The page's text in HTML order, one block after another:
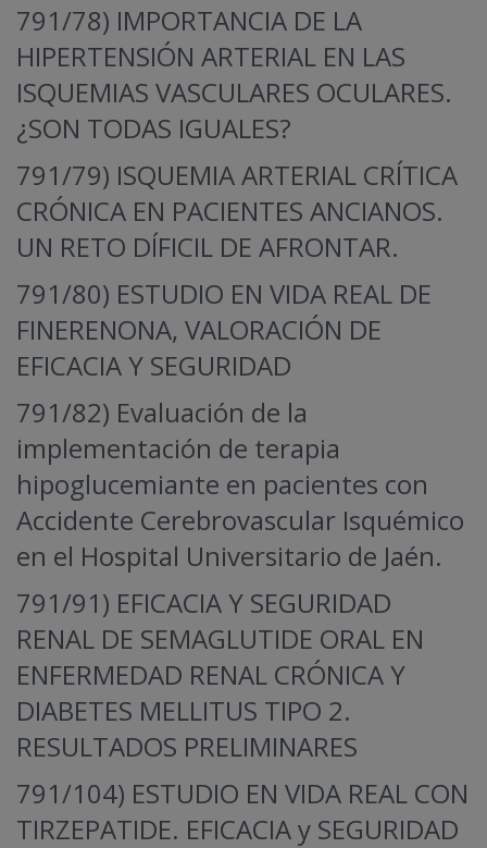
791/78) IMPORTANCIA DE LA
HIPERTENSIÓN ARTERIAL EN LAS
ISQUEMIAS VASCULARES OCULARES.
¿SON TODAS IGUALES?
791/79) ISQUEMIA ARTERIAL CRÍTICA
CRÓNICA EN PACIENTES ANCIANOS.
UN RETO DÍFICIL DE AFRONTAR.
791/80) ESTUDIO EN VIDA REAL DE
FINERENONA, VALORACIÓN DE
EFICACIA Y SEGURIDAD
791/82) Evaluación de la
implementación de terapia
hipoglucemiante en pacientes con
Accidente Cerebrovascular Isquémico
en el Hospital Universitario de Jaén.
791/91) EFICACIA Y SEGURIDAD
RENAL DE SEMAGLUTIDE ORAL EN
ENFERMEDAD RENAL CRÓNICA Y
DIABETES MELLITUS TIPO 2.
RESULTADOS PRELIMINARES
791/104) ESTUDIO EN VIDA REAL CON
TIRZEPATIDE. EFICACIA y SEGURIDAD